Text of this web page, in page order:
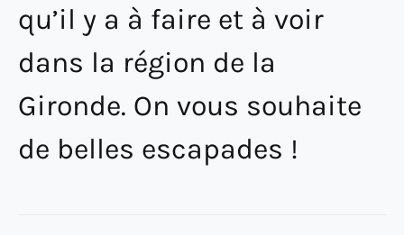
qu’il y a à faire et à voir
dans la région de la
Gironde. On vous souhaite
de belles escapades !